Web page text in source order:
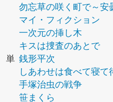
勿忘草の咲く町で～安
マイ・フィクション
一次元の挿し木
キスは捜査のあとで
単 銭形平次
しあわせは食べて寝て
手塚治虫の戦争
笹まくら